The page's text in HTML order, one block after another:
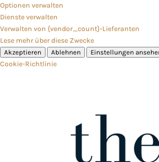
Optionen verwalten
Dienste verwalten
Verwalten von {vendor_count}-Lieferanten
Lese mehr über diese Zwecke
Akzeptieren Ablehnen Einstellungen
Cookie-Richtlinie